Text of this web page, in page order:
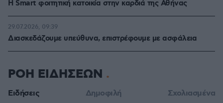
Η Smart φοιτητική κατοικία στην καρδιά της Αθήνας
Διασκεδάζουμε υπεύθυνα, επιστρέφουμε με ασφάλεια
29.07.2026, 09:39
ΡΟΗ ΕΙΔΗΣΕΩΝ
Ειδήσεις Δημοφιλή Σχολιασμένα